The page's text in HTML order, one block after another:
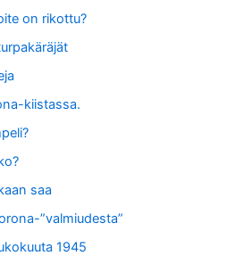
on rikottu?
kiistassa.
saa
”valmiudesta”
1945